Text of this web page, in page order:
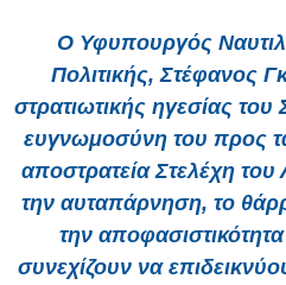
Ο Υφυπουργός
Πολιτικής, Στέφανος
στρατιωτικής ηγεσίας
ευγνωμοσύνη του προς
αποστρατεία Στελέχη του
την αυταπάρνηση, το
την
συνεχίζουν να